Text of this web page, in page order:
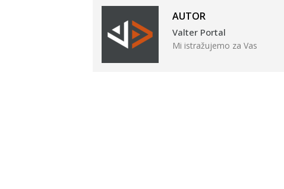
AUTOR
Valter Portal
Mi istražujemo za Vas